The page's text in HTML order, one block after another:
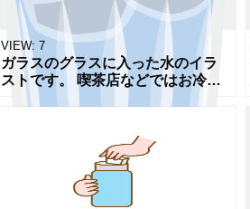
VIEW: 7
ガラスのグラスに入った水のイラ
ストです。 喫茶店などではお冷や
と言いますね。 自販機では他のド